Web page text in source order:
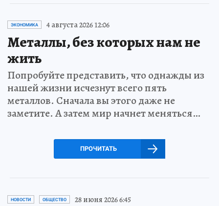
ЭКОНОМИКА 4 августа 2026 12:06
Металлы, без которых нам не
жить
Попробуйте представить, что однажды из
нашей жизни исчезнут всего пять
металлов. Сначала вы этого даже не
заметите. А затем мир начнет меняться…
ПРОЧИТАТЬ
НОВОСТИ ОБЩЕСТВО 28 июня 2026 6:45